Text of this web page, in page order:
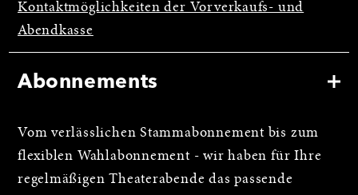
Kontaktmöglichkeiten der Vorverkaufs- und
Abendkasse
Abonnements
Vom verlässlichen Stammabonnement bis zum
flexiblen Wahlabonnement - wir haben für Ihre
regelmäßigen Theaterabende das passende